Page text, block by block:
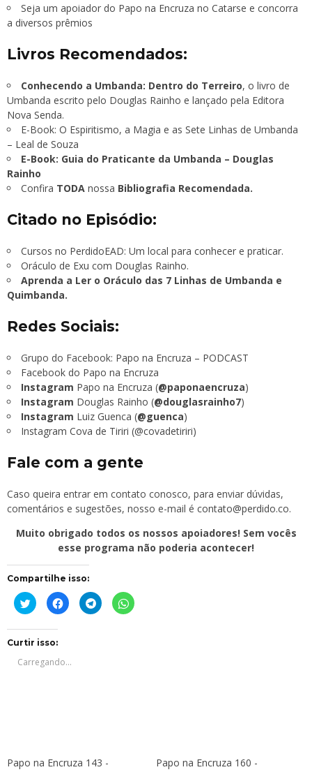
Seja um apoiador do Papo na Encruza no Catarse e concorra
a diversos prêmios
Livros Recomendados:
Conhecendo a Umbanda: Dentro do Terreiro, o livro de
Umbanda escrito pelo Douglas Rainho e lançado pela Editora
Nova Senda.
E-Book: O Espiritismo, a Magia e as Sete Linhas de Umbanda
– Leal de Souza
E-Book: Guia do Praticante da Umbanda – Douglas
Rainho
Confira TODA nossa Bibliografia Recomendada.
Citado no Episódio:
Cursos no PerdidoEAD: Um local para conhecer e praticar.
Oráculo de Exu com Douglas Rainho.
Aprenda a Ler o Oráculo das 7 Linhas de Umbanda e
Quimbanda.
Redes Sociais:
Grupo do Facebook: Papo na Encruza – PODCAST
Facebook do Papo na Encruza
Instagram Papo na Encruza (@paponaencruza)
Instagram Douglas Rainho (@douglasrainho7)
Instagram Luiz Guenca (@guenca)
Instagram Cova de Tiriri (@covadetiriri)
Fale com a gente
Caso queira entrar em contato conosco, para enviar dúvidas,
comentários e sugestões, nosso e-mail é contato@perdido.co.
Muito obrigado todos os nossos apoiadores! Sem vocês
esse programa não poderia acontecer!
Compartilhe isso:
Clique
para
compartilhar
em
janela)
Clique
para
compartilhar
janela)
Clique
para
compartilhar
Clique
para
Curtir isso:
Carregando...
Papo na Encruza 143 -
Papo na Encruza 160 -